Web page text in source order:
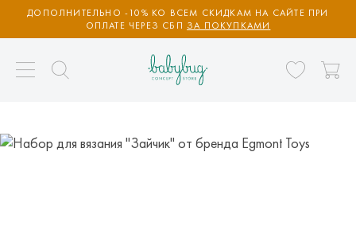
ДОПОЛНИТЕЛЬНО -10% КО ВСЕМ СКИДКАМ НА САЙТЕ ПРИ
ОПЛАТЕ ЧЕРЕЗ СБП ЗА ПОКУПКАМИ